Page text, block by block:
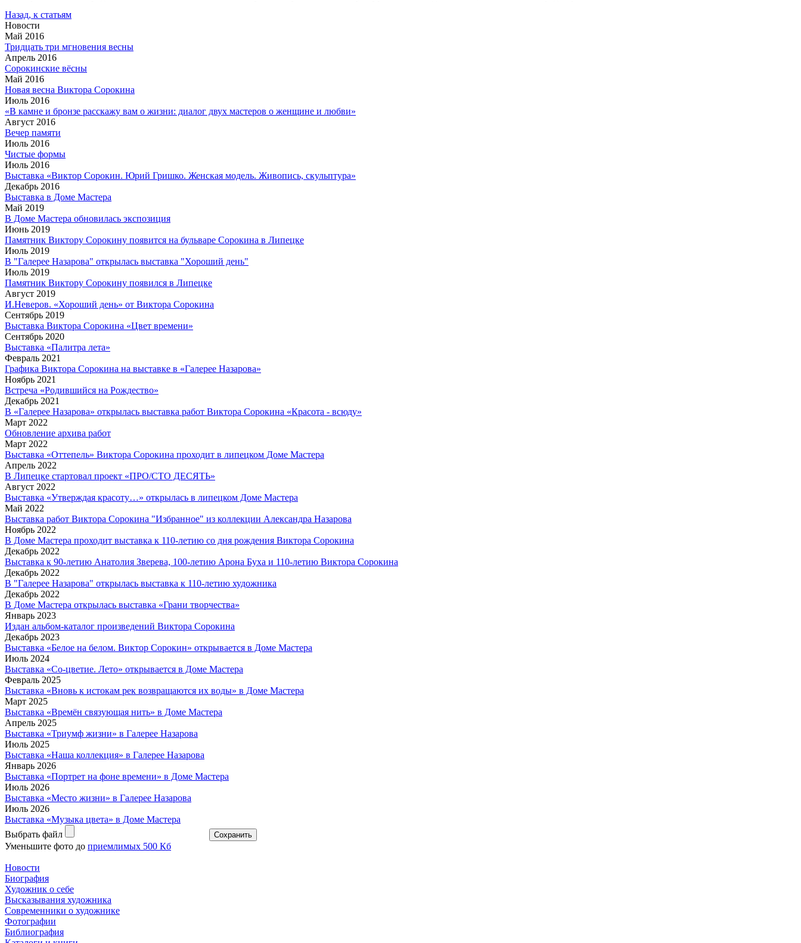
Назад, к статьям
Новости
Май 2016
Тридцать три мгновения весны
Апрель 2016
Сорокинские вёсны
Май 2016
Новая весна Виктора Сорокина
Июль 2016
«В камне и бронзе расскажу вам о жизни: диалог двух мастеров о женщине и любви»
Август 2016
Вечер памяти
Июль 2016
Чистые формы
Июль 2016
Выставка «Виктор Сорокин. Юрий Гришко. Женская модель. Живопись, скульптура»
Декабрь 2016
Выставка в Доме Мастера
Май 2019
В Доме Мастера обновилась экспозиция
Июнь 2019
Памятник Виктору Сорокину появится на бульваре Сорокина в Липецке
Июль 2019
В "Галерее Назарова" открылась выставка "Хороший день"
Июль 2019
Памятник Виктору Сорокину появился в Липецке
Август 2019
И.Неверов. «Хороший день» от Виктора Сорокина
Сентябрь 2019
Выставка Виктора Сорокина «Цвет времени»
Сентябрь 2020
Выставка «Палитра лета»
Февраль 2021
Графика Виктора Сорокина на выставке в «Галерее Назарова»
Ноябрь 2021
Встреча «Родившийся на Рождество»
Декабрь 2021
В «Галерее Назарова» открылась выставка работ Виктора Сорокина «Красота - всюду»
Март 2022
Обновление архива работ
Март 2022
Выставка «Оттепель» Виктора Сорокина проходит в липецком Доме Мастера
Апрель 2022
В Липецке стартовал проект «ПРО/СТО ДЕСЯТЬ»
Август 2022
Выставка «Утверждая красоту…» открылась в липецком Доме Мастера
Май 2022
Выставка работ Виктора Сорокина "Избранное" из коллекции Александра Назарова
Ноябрь 2022
В Доме Мастера проходит выставка к 110-летию со дня рождения Виктора Сорокина
Декабрь 2022
Выставка к 90-летию Анатолия Зверева, 100-летию Арона Буха и 110-летию Виктора Сорокина
Декабрь 2022
В "Галерее Назарова" открылась выставка к 110-летию художника
Декабрь 2022
В Доме Мастера открылась выставка «Грани творчества»
Январь 2023
Издан альбом-каталог произведений Виктора Сорокина
Декабрь 2023
Выставка «Белое на белом. Виктор Сорокин» открывается в Доме Мастера
Июль 2024
Выставка «Со-цветие. Лето» открывается в Доме Мастера
Февраль 2025
Выставка «Вновь к истокам рек возвращаются их воды» в Доме Мастера
Март 2025
Выставка «Времён связующая нить» в Доме Мастера
Апрель 2025
Выставка «Триумф жизни» в Галерее Назарова
Июль 2025
Выставка «Наша коллекция» в Галерее Назарова
Январь 2026
Выставка «Портрет на фоне времени» в Доме Мастера
Июль 2026
Выставка «Место жизни» в Галерее Назарова
Июль 2026
Выставка «Музыка цвета» в Доме Мастера
Выбрать файл
Уменьшите фото до приемлимых 500 Кб
Новости
Биография
Художник о себе
Выcказывания художника
Современники о художнике
Фотографии
Библиография